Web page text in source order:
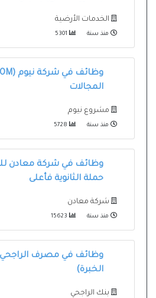
الخدمات الأرضية
منذ سنة
المجالات
مشروع نيوم
منذ سنة
وظائف في شركة معادن
حملة الثانوية فأعلى
شركة معادن
منذ سنة
وظائف في مصرف الراجحي
الخبرة)
بنك الراجحي